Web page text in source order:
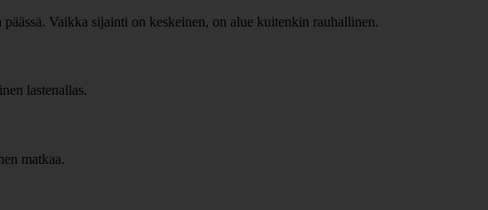
Vaikka sijainti on keskeinen, on alue kuitenkin rauhallinen.
lastenallas.
matkaa.